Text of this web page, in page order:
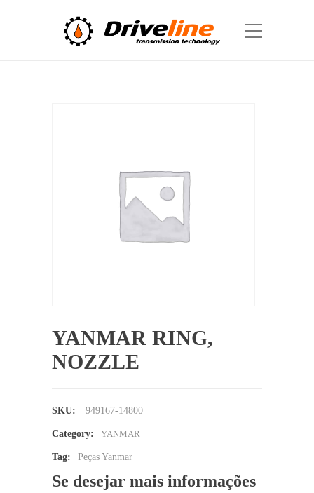
YANMAR RING,
NOZZLE
SKU: 949167-14800
Category: YANMAR
Tag: Peças Yanmar
Se desejar mais informações